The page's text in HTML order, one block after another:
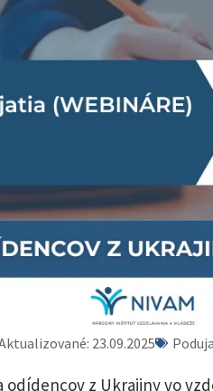
23.09.2025
odídencov z Ukrajiny vo